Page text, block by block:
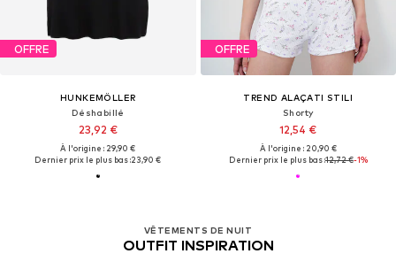
OFFRE
HUNKEMÖLLER
Déshabillé
23,92 €
À l'origine : 29,90 €
Dernier prix le plus bas :23,90 €
OFFRE
TREND ALAÇATI STILI
Shorty
12,54 €
À l'origine : 20,90 €
Dernier prix le plus bas :12,72 €-1%
VÊTEMENTS DE NUIT
OUTFIT INSPIRATION